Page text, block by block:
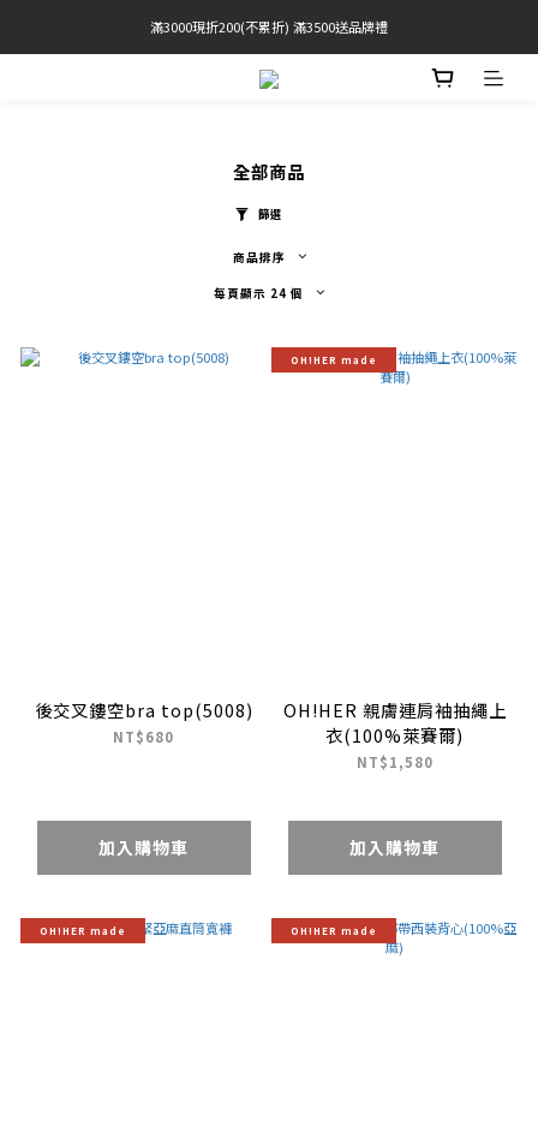
官網限定! 滿千免運(僅限台灣本島)
滿3000現折200(不累折) 滿3500送品牌禮
BRATOP專區買三送一 | 指定專區買一送一
全部商品
篩選
商品排序
每頁顯示 24 個
後交叉鏤空bra top(5008)
NT$680
加入購物車
OH!HER made
OH!HER 親膚連肩袖抽繩上
衣(100%萊賽爾)
NT$1,580
加入購物車
OH!HER made OH!HER made